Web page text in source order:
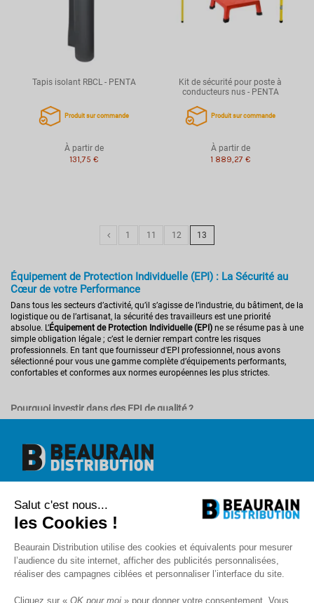
Tapis isolant RBCL - PENTA
Produit sur commande
À partir de
131,75 €
Kit de sécurité pour poste à
conducteurs nus - PENTA
Produit sur commande
À partir de
1 889,27 €
1 11 12 13
Équipement de Protection Individuelle (EPI) : La Sécurité au
Cœur de votre Performance
Dans tous les secteurs d’activité, qu’il s’agisse de l’industrie, du bâtiment, de la
logistique ou de l’artisanat, la sécurité des travailleurs est une priorité
absolue. L’Équipement de Protection Individuelle (EPI) ne se résume pas à une
simple obligation légale ; c’est le dernier rempart contre les risques
professionnels. En tant que fournisseur d'EPI professionnel, nous avons
sélectionné pour vous une gamme complète d’équipements performants,
confortables et conformes aux normes européennes les plus strictes.
Pourquoi investir dans des EPI de qualité ?
considérablement l'exposition auxrisques mécaniques, chimiques,
thermiquesousonores. Au-delà de la protection, le confort de l’utilisateur est
primordial : un salarié qui dispose d’un équipement ergonomique est plus
efficace et moins sujet à la fatigue.
Investir dans du matériel de qualité, c’est aussi assurer la pérennité de votre
activité en respectant le Code du Travail, qui impose à l'employeur de fournir
gratuitement les équipements nécessaires et de veiller à leur bon état de
fonctionnement.
Notre sélection complète pour une protection de la tête aux pieds
1 rue de l'abbé Caron
BP 40020
80390 Fressenneville
contact@beaurain-distribution.com
Qui sommes-nous?
Salut c'est nous...
les Cookies !
Beaurain Distribution utilise des cookies et équivalents pour mesurer
l’audience du site internet, afficher des publicités personnalisées,
réaliser des campagnes ciblées et personnaliser l’interface du site.
Cliquez sur « OK pour moi » pour donner votre consentement. Vous